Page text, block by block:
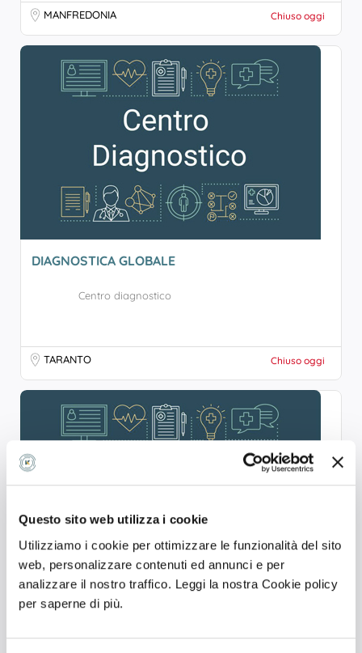
Questo sito web utilizza i cookie
Utilizziamo i cookie per ottimizzare le funzionalità del sito
web, personalizzare contenuti ed annunci e per
analizzare il nostro traffico. Leggi la nostra Cookie policy
per saperne di più.
MANFREDONIA Chiuso oggi
DIAGNOSTICA GLOBALE
Centro diagnostico
TARANTO Chiuso oggi
MEDIGIT
Centro diagnostico